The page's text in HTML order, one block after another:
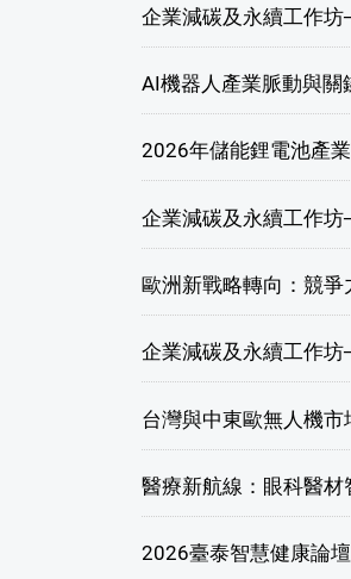
2026臺泰智慧健康論壇